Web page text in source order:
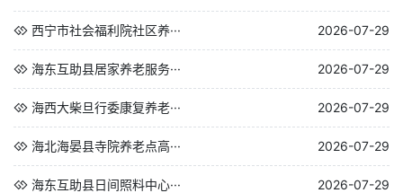
西宁市社会福利院社区养··· 2026-07-29
海东互助县居家养老服务··· 2026-07-29
海西大柴旦行委康复养老··· 2026-07-29
海北海晏县寺院养老点高··· 2026-07-29
海东互助县日间照料中心··· 2026-07-29